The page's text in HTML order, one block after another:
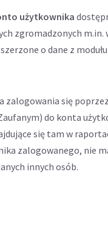
użytkownika
zgromadzonych m.in.
o dane z
zalogowania się
do konta
się tam w
zalogowanego, nie
innych osób.